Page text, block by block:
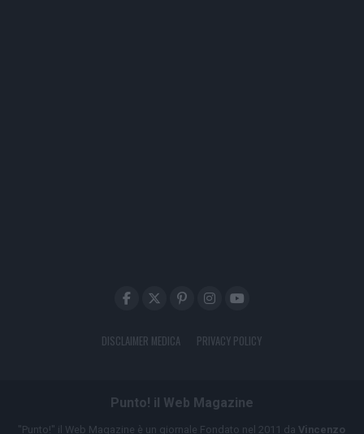
DISCLAIMER MEDICA PRIVACY POLICY
Punto! il Web Magazine
"Punto!" il Web Magazine è un giornale Fondato nel 2011 da Vincenzo